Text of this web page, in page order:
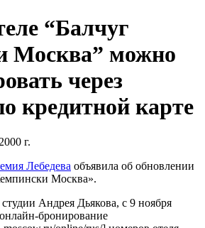
“Балчуг
Москва” можно
через
кредитной карте
г.
Лебедева объявила об обновлении
Москва».
Андрея Дьякова, с 9 ноября
бронирование